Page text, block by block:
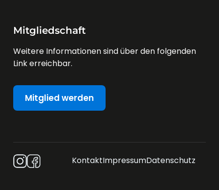
Mitgliedschaft
Weitere Informationen sind über den folgenden
Link erreichbar.
Mitglied werden
KontaktImpressumDatenschutz